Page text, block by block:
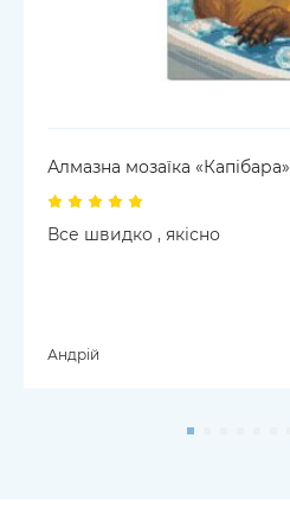
Алмазна мозаїка «Капібара»
Все швидко , якісно
Андрій